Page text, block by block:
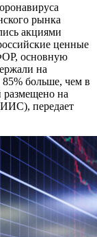
рынка
акциями
ценные
основную
на
больше, чем в
размещено на
передает